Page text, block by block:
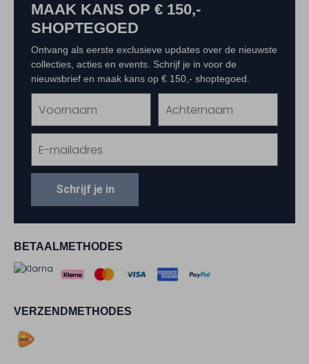
BETAALMETHODES
VERZENDMETHODES
MAAK KANS OP € 150,-
SHOPTEGOED
Ontvang als eerste exclusieve updates over de nieuwste
collecties, acties en events. Schrijf je in voor de
nieuwsbrief en maak kans op € 150,- shoptegoed.
Schrijf je in